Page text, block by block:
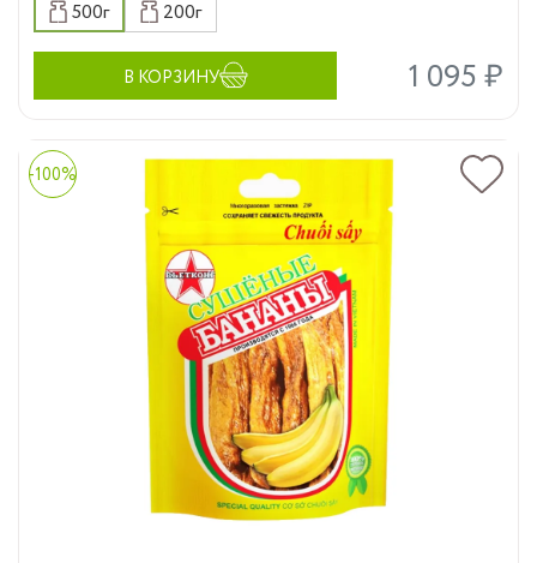
500г 200г
В КОРЗИНУ 1 095 ₽
-100%